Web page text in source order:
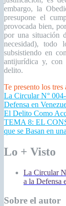
embargo, la
presupone el
provocada bien,
por una situación
necesidad), todo
subsistiendo en
antijurídica y, con
delito.
Te presento los
La Circular N°
Defensa en
El Delito Como
TEMA 8: EL
que se Basan en
Lo + Visto
La Circular
a la Defensa
Sobre el autor